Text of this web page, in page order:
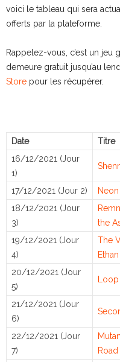
voici le tableau qui sera
offerts par la plateforme.
Rappelez-vous, c’est un jeu
demeure gratuit jusqu’au
Store pour les récupérer.
Date Titre
16/12/2021 (Jour
1)
17/12/2021 (Jour 2)
18/12/2021 (Jour
3)
the
19/12/2021 (Jour
4)
The
20/12/2021 (Jour
5)
21/12/2021 (Jour
6)
22/12/2021 (Jour
7)